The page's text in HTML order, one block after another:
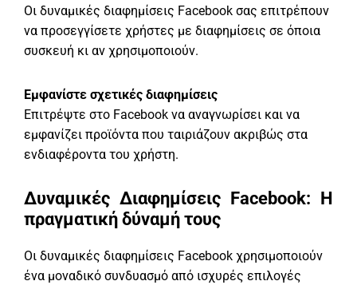
Οι δυναμικές διαφημίσεις Facebook σας επιτρέπουν
να προσεγγίσετε χρήστες με διαφημίσεις σε όποια
συσκευή κι αν χρησιμοποιούν.
Εμφανίστε σχετικές διαφημίσεις
Επιτρέψτε στο Facebook να αναγνωρίσει και να
εμφανίζει προϊόντα που ταιριάζουν ακριβώς στα
ενδιαφέροντα του χρήστη.
Δυναμικές Διαφημίσεις Facebook: Η
πραγματική δύναμή τους
Οι δυναμικές διαφημίσεις Facebook χρησιμοποιούν
ένα μοναδικό συνδυασμό από ισχυρές επιλογές